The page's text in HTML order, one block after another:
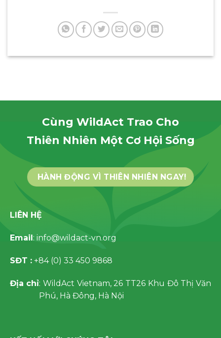
Cùng WildAct Trao Cho
Thiên Nhiên Một Cơ Hội Sống
HÀNH ĐỘNG VÌ THIÊN NHIÊN NGAY!
LIÊN HỆ
Email : info@wildact-vn.org
SĐT : +84 (0) 33 450 9868
Địa chỉ: WildAct Vietnam, 26 TT26 Khu Đô Thị Văn
Phú, Hà Đông, Hà Nội